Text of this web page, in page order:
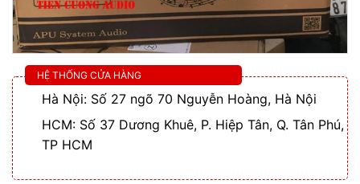
HỆ THỐNG CỬA HÀNG
Hà Nội: Số 27 ngõ 70 Nguyễn Hoàng, Hà Nội
HCM: Số 37 Dương Khuê, P. Hiệp Tân, Q. Tân Phú,
TP HCM